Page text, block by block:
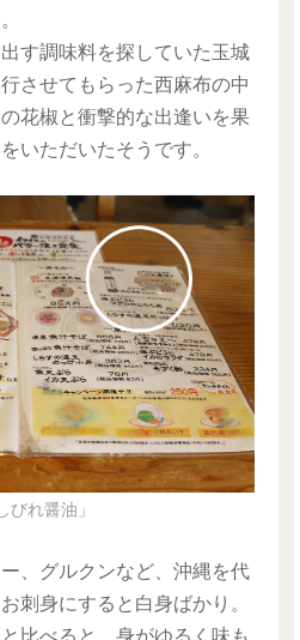
す調味料を探していた玉城
させてもらった西麻布の中
花椒と衝撃的な出逢いを果
いただいたそうです。
びれ醤油」
、グルクンなど、沖縄を代
刺身にすると白身ばかり。